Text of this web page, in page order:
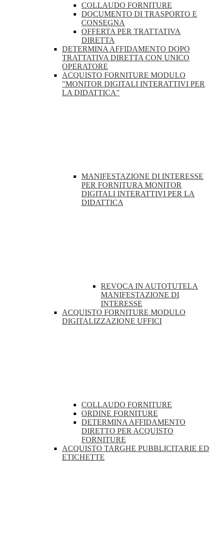
COLLAUDO FORNITURE
DOCUMENTO DI TRASPORTO E
CONSEGNA
OFFERTA PER TRATTATIVA
DIRETTA
DETERMINA AFFIDAMENTO DOPO
TRATTATIVA DIRETTA CON UNICO
OPERATORE
ACQUISTO FORNITURE MODULO
"MONITOR DIGITALI INTERATTIVI PER
LA DIDATTICA"
MANIFESTAZIONE DI INTERESSE
PER FORNITURA MONITOR
DIGITALI INTERATTIVI PER LA
DIDATTICA
REVOCA IN AUTOTUTELA
MANIFESTAZIONE DI
INTERESSE
ACQUISTO FORNITURE MODULO
DIGITALIZZAZIONE UFFICI
COLLAUDO FORNITURE
ORDINE FORNITURE
DETERMINA AFFIDAMENTO
DIRETTO PER ACQUISTO
FORNITURE
ACQUISTO TARGHE PUBBLICITARIE ED
ETICHETTE